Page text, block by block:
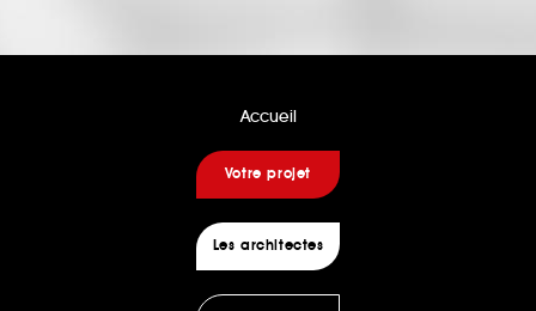
Accueil
Votre projet
Les architectes